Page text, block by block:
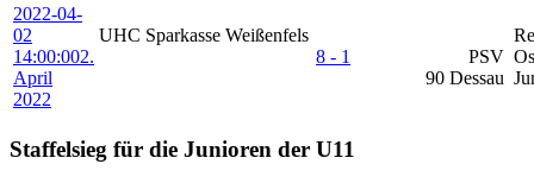
2022-04-
02
14:00:002.
April
2022
UHC Sparkasse Weißenfels
8 - 1
PSV
90 Dessau
Staffelsieg für die Junioren der U11